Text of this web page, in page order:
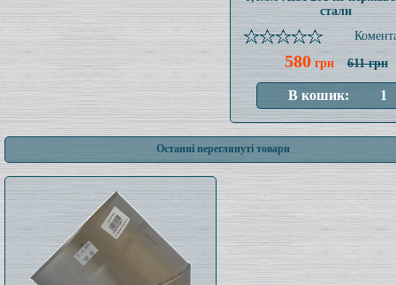
стали
580грн 611 грн
Останні переглянуті товари